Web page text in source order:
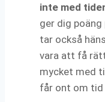
inte med
ger dig
tar också
vara att få
mycket med
får ont om tid